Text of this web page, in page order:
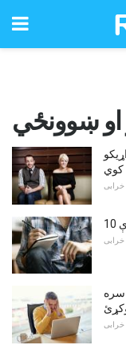
او ښوونځي
کوي
خرابی
خرابی
سره
خرابی